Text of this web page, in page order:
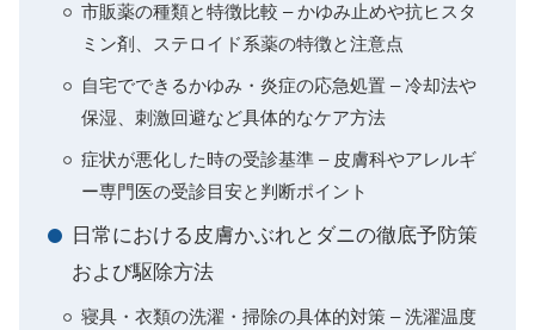
市販薬の種類と特徴比較 – かゆみ止めや抗ヒスタ
ミン剤、ステロイド系薬の特徴と注意点
自宅でできるかゆみ・炎症の応急処置 – 冷却法や
保湿、刺激回避など具体的なケア方法
症状が悪化した時の受診基準 – 皮膚科やアレルギ
ー専門医の受診目安と判断ポイント
日常における皮膚かぶれとダニの徹底予防策
および駆除方法
寝具・衣類の洗濯・掃除の具体的対策 – 洗濯温度